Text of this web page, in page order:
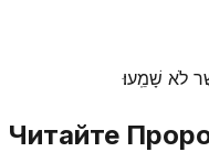
לֹא שָׁמֵֽעוּ׃
Читайте